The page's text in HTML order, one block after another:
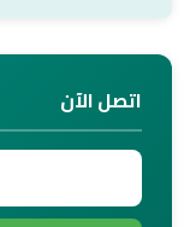
اتصل الآن